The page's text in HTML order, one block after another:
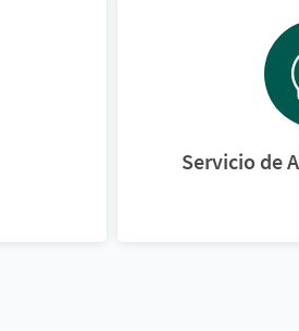
Servicio de